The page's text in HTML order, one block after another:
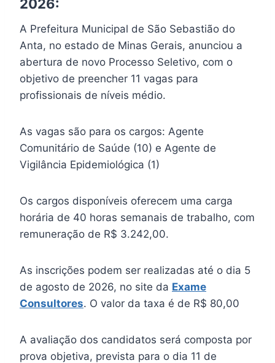
2026:
A Prefeitura Municipal de São Sebastião do
Anta, no estado de Minas Gerais, anunciou a
abertura de novo Processo Seletivo, com o
objetivo de preencher 11 vagas para
profissionais de níveis médio.
As vagas são para os cargos: Agente
Comunitário de Saúde (10) e Agente de
Vigilância Epidemiológica (1)
Os cargos disponíveis oferecem uma carga
horária de 40 horas semanais de trabalho, com
remuneração de R$ 3.242,00.
As inscrições podem ser realizadas até o dia 5
de agosto de 2026, no site da Exame
Consultores. O valor da taxa é de R$ 80,00
A avaliação dos candidatos será composta por
prova objetiva, prevista para o dia 11 de